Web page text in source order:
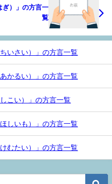
ぎ）」の方言一
覧
いさい）」の方言一覧
かるい）」の方言一覧
こい）」の方言一覧
しいも）」の方言一覧
むたい）」の方言一覧